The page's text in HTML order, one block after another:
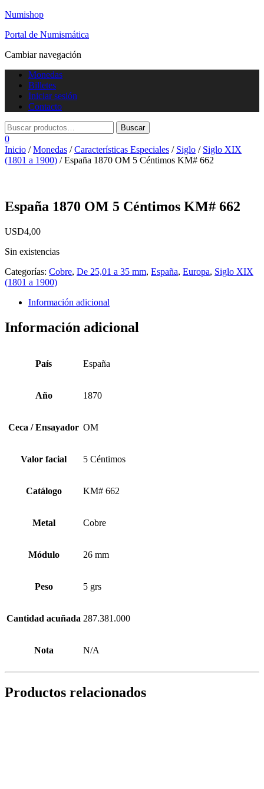
Numishop
Portal de Numismática
Cambiar navegación
Monedas
Billetes
Iniciar sesión
Contacto
0
Inicio /Monedas /Características Especiales / Siglo / Siglo XIX
(1801 a 1900) / España 1870 OM 5 Céntimos KM# 662
España 1870 OM 5 Céntimos KM# 662
USD4,00
Sin existencias
Categorías: Cobre, De 25,01 a 35 mm, España, Europa, Siglo XIX
(1801 a 1900)
Información adicional
Información adicional
País España
Año 1870
Ceca / Ensayador OM
Valor facial 5 Céntimos
Catálogo KM# 662
Metal Cobre
Módulo 26 mm
Peso 5 grs
Cantidad acuñada 287.381.000
Nota N/A
Productos relacionados